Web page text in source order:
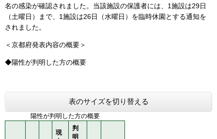
名の感染が確認されました。当該施設の保護者には、1施設は29日
（土曜日）まで、1施設は26日（水曜日）を臨時休園とする通知を
されました。
＜京都府発表内容の概要＞
◆陽性が判明した方の概要
表のサイズを切り替える
陽性が判明した方の概要
現
判
明